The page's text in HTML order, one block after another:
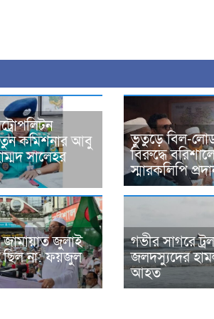
কমিশনার আবু
সালেহর
ভুতুড়ে বিল-
বিরুদ্ধে
স্মারকলিপি
জুলাই
না: ফয়জুল
গভীর সাগরে
জলদস্যুদের
আহত